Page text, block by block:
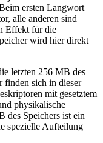
ersten Langwort
alle anderen sind
Effekt für die
wird hier direkt
letzten 256 MB des
finden sich in dieser
mit gesetztem
physikalische
des Speichers ist ein
spezielle Aufteilung